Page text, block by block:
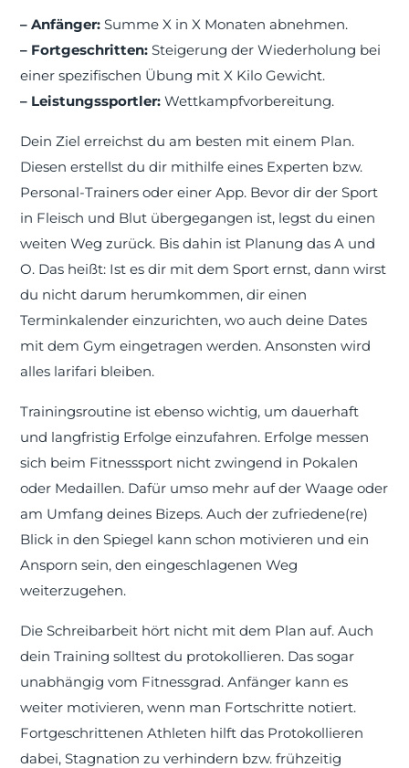
– Anfänger: Summe X in X Monaten abnehmen.
– Fortgeschritten: Steigerung der Wiederholung bei
einer spezifischen Übung mit X Kilo Gewicht.
– Leistungssportler: Wettkampfvorbereitung.
Dein Ziel erreichst du am besten mit einem Plan.
Diesen erstellst du dir mithilfe eines Experten bzw.
Personal-Trainers oder einer App. Bevor dir der Sport
in Fleisch und Blut übergegangen ist, legst du einen
weiten Weg zurück. Bis dahin ist Planung das A und
O. Das heißt: Ist es dir mit dem Sport ernst, dann wirst
du nicht darum herumkommen, dir einen
Terminkalender einzurichten, wo auch deine Dates
mit dem Gym eingetragen werden. Ansonsten wird
alles larifari bleiben.
Trainingsroutine ist ebenso wichtig, um dauerhaft
und langfristig Erfolge einzufahren. Erfolge messen
sich beim Fitnesssport nicht zwingend in Pokalen
oder Medaillen. Dafür umso mehr auf der Waage oder
am Umfang deines Bizeps. Auch der zufriedene(re)
Blick in den Spiegel kann schon motivieren und ein
Ansporn sein, den eingeschlagenen Weg
weiterzugehen.
Die Schreibarbeit hört nicht mit dem Plan auf. Auch
dein Training solltest du protokollieren. Das sogar
unabhängig vom Fitnessgrad. Anfänger kann es
weiter motivieren, wenn man Fortschritte notiert.
Fortgeschrittenen Athleten hilft das Protokollieren
dabei, Stagnation zu verhindern bzw. frühzeitig